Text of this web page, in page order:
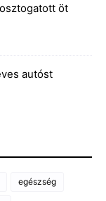
öt
autóst
egészség